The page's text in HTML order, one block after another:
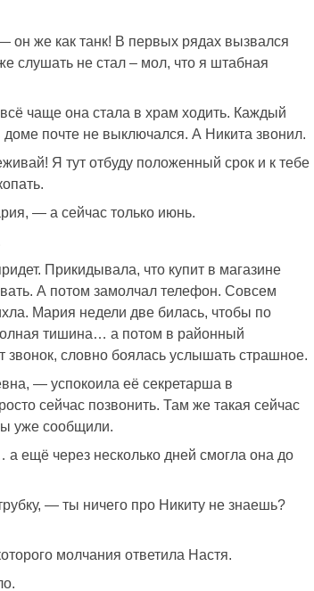
же как танк! В первых рядах вызвался
слушать не стал – мол, что я штабная
чаще она стала в храм ходить. Каждый
доме почте не выключался. А Никита звонил.
Я тут отбуду положенный срок и к тебе
— а сейчас только июнь.
Прикидывала, что купит в магазине
А потом замолчал телефон. Совсем
Мария недели две билась, чтобы по
тишина… а потом в районный
звонок, словно боялась услышать страшное.
— успокоила её секретарша в
сейчас позвонить. Там же такая сейчас
уже сообщили.
ещё через несколько дней смогла она до
— ты ничего про Никиту не знаешь?
молчания ответила Настя.